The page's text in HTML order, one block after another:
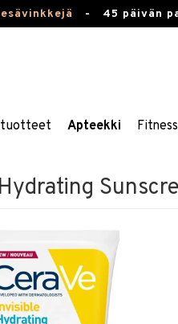
- 45 päivän
Apteekki Fitness